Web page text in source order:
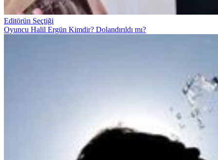
Editörün Seçtiği
Oyuncu Halil Ergün Kimdir? Dolandırıldı mı?